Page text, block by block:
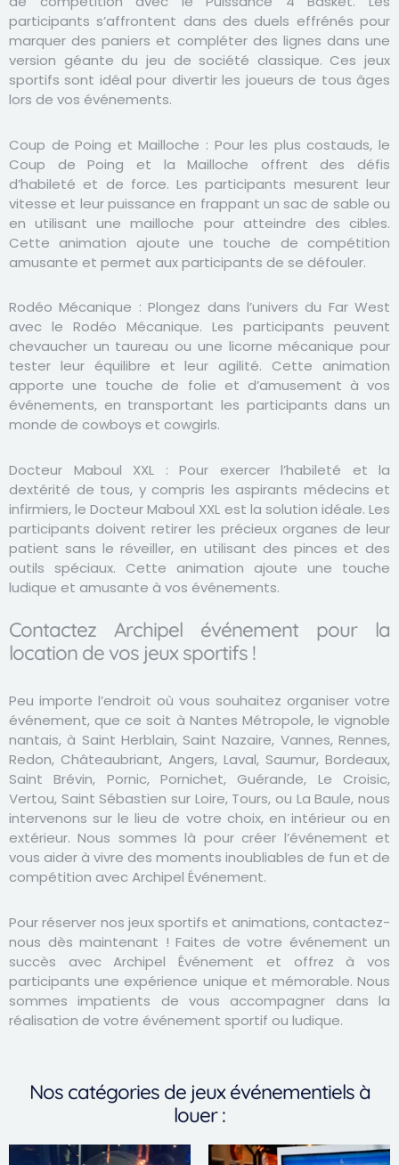
participants s’affrontent dans des duels effrénés pour
marquer des paniers et compléter des lignes dans une
version géante du jeu de société classique. Ces jeux
sportifs sont idéal pour divertir les joueurs de tous âges
lors de vos événements.
Coup de Poing et Mailloche : Pour les plus costauds, le
Coup de Poing et la Mailloche offrent des défis
d’habileté et de force. Les participants mesurent leur
vitesse et leur puissance en frappant un sac de sable ou
en utilisant une mailloche pour atteindre des cibles.
Cette animation ajoute une touche de compétition
amusante et permet aux participants de se défouler.
Rodéo Mécanique : Plongez dans l’univers du Far West
avec le Rodéo Mécanique. Les participants peuvent
chevaucher un taureau ou une licorne mécanique pour
tester leur équilibre et leur agilité. Cette animation
apporte une touche de folie et d’amusement à vos
événements, en transportant les participants dans un
monde de cowboys et cowgirls.
Docteur Maboul XXL : Pour exercer l’habileté et la
dextérité de tous, y compris les aspirants médecins et
infirmiers, le Docteur Maboul XXL est la solution idéale. Les
participants doivent retirer les précieux organes de leur
patient sans le réveiller, en utilisant des pinces et des
outils spéciaux. Cette animation ajoute une touche
ludique et amusante à vos événements.
Contactez Archipel événement pour la
location de vos jeux sportifs !
Peu importe l’endroit où vous souhaitez organiser votre
événement, que ce soit à Nantes Métropole, le vignoble
nantais, à Saint Herblain, Saint Nazaire, Vannes, Rennes,
Redon, Châteaubriant, Angers, Laval, Saumur, Bordeaux,
Saint Brévin, Pornic, Pornichet, Guérande, Le Croisic,
Vertou, Saint Sébastien sur Loire, Tours, ou La Baule, nous
intervenons sur le lieu de votre choix, en intérieur ou en
extérieur. Nous sommes là pour créer l’événement et
vous aider à vivre des moments inoubliables de fun et de
compétition avec Archipel Événement.
Pour réserver nos jeux sportifs et animations, contactez-
nous dès maintenant ! Faites de votre événement un
succès avec Archipel Événement et offrez à vos
participants une expérience unique et mémorable. Nous
sommes impatients de vous accompagner dans la
réalisation de votre événement sportif ou ludique.
Nos catégories de jeux événementiels à
louer :